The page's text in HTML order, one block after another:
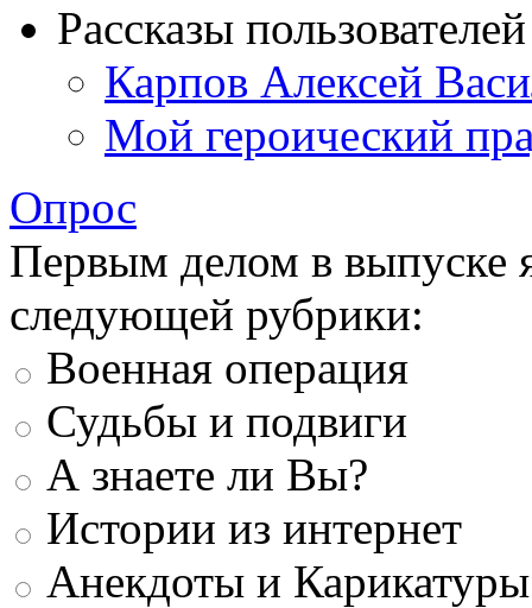
Рассказы пользователей
Карпов Алексей
Мой героический
Опрос
Первым делом в выпуске
следующей рубрики:
Военная операция
Судьбы и подвиги
А знаете ли Вы?
Истории из интернет
Анекдоты и Карикатуры